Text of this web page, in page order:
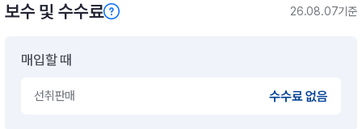
보수 및 수수료 26.08.07기준
매입할 때
선취판매 수수료 없음